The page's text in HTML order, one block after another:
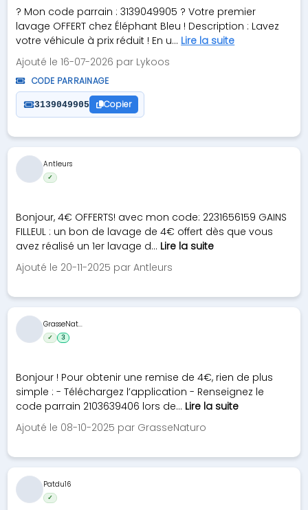
? Mon code parrain : 3139049905 ? Votre premier
lavage OFFERT chez Éléphant Bleu ! Description : Lavez
votre véhicule à prix réduit ! En u... Lire la suite
Ajouté le 16-07-2026 par Lykoos
CODE PARRAINAGE
3139049905 Copier
Bonjour, 4€ OFFERTS! avec mon code: 2231656159 GAINS
FILLEUL : un bon de lavage de 4€ offert dès que vous
avez réalisé un 1er lavage d... Lire la suite
Ajouté le 20-11-2025 par Antleurs
Antleurs
✓
Bonjour ! Pour obtenir une remise de 4€, rien de plus
simple : - Téléchargez l’application - Renseignez le
code parrain 2103639406 lors de... Lire la suite
Ajouté le 08-10-2025 par GrasseNaturo
GrasseNat...
✓ 3
Patdu16
✓